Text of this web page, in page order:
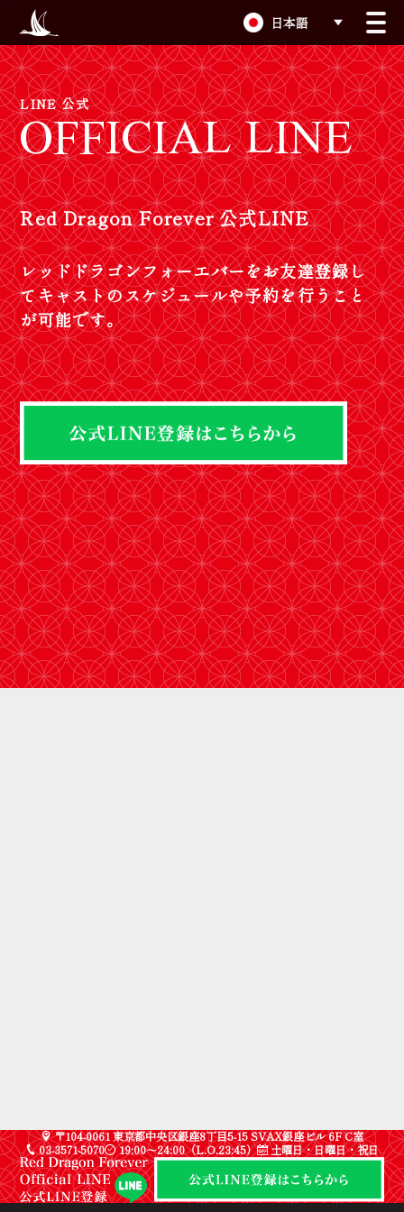
日本語
LINE 公式
OFFICIAL LINE
Red Dragon Forever 公式LINE
レッドドラゴンフ ォーエバーをお友達登録し
てキャストのスケジュールや予約を行うこと
が可能です。
〒104-0061 東京都中央区銀座8丁目5-15 SVAX銀座ビル 6F C室
03-3571-5070
19:00〜24:00（L.O.23:45） 土曜日・日曜日・祝日